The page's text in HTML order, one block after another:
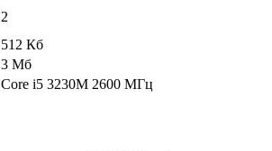
2
512 Кб
3 Мб
Core i5 3230M 2600 МГц